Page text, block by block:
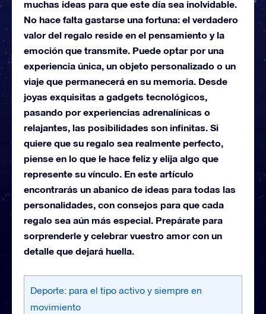
muchas ideas para que este día sea inolvidable.
No hace falta gastarse una fortuna: el verdadero
valor del regalo reside en el pensamiento y la
emoción que transmite. Puede optar por una
experiencia única, un objeto personalizado o un
viaje que permanecerá en su memoria. Desde
joyas exquisitas a gadgets tecnológicos,
pasando por experiencias adrenalínicas o
relajantes, las posibilidades son infinitas. Si
quiere que su regalo sea realmente perfecto,
piense en lo que le hace feliz y elija algo que
represente su vínculo. En este artículo
encontrarás un abanico de ideas para todas las
personalidades, con consejos para que cada
regalo sea aún más especial. Prepárate para
sorprenderle y celebrar vuestro amor con un
detalle que dejará huella.
Deporte: para el tipo activo y siempre en
movimiento